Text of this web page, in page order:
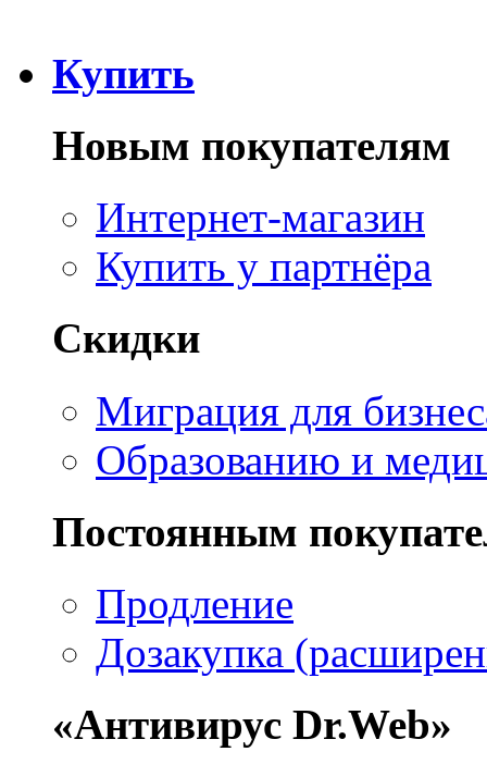
Купить
Новым покупателям
Интернет-магазин
Купить у партнёра
Скидки
Миграция для
Образованию и
Постоянным
Продление
Дозакупка
«Антивирус Dr.Web»